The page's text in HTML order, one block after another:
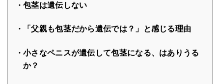
包茎は遺伝しない
「父親も包茎だから遺伝では？」と感じる理由
小さなペニスが遺伝して包茎になる、はありうる
か？